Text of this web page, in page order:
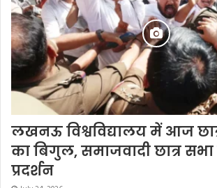
लखनऊ विश्वविद्यालय में आज
का बिगुल, समाजवादी छात्र सभा
प्रदर्शन